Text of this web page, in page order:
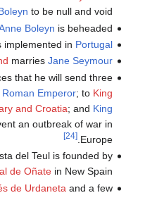
to be null and void.
Boleyn is beheaded.
implemented in Portugal
marries Jane Seymour
that he will send three
Emperor; to King
and Croatia; and King
an outbreak of war in
Europe.
[24]
del Teul is founded by
de Oñatein New Spain.
de Urdaneta and a few